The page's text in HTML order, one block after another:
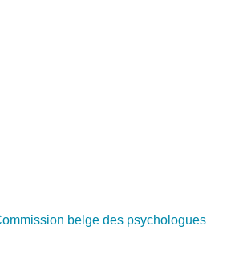
belge des psychologues